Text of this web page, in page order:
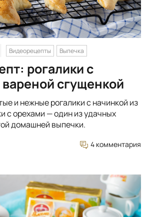
Видеорецепты Выпечка
рогалики с
сгущенкой
и нежные рогалики с начинкой из
с орехами — один из удачных
домашней выпечки.
4 комментария